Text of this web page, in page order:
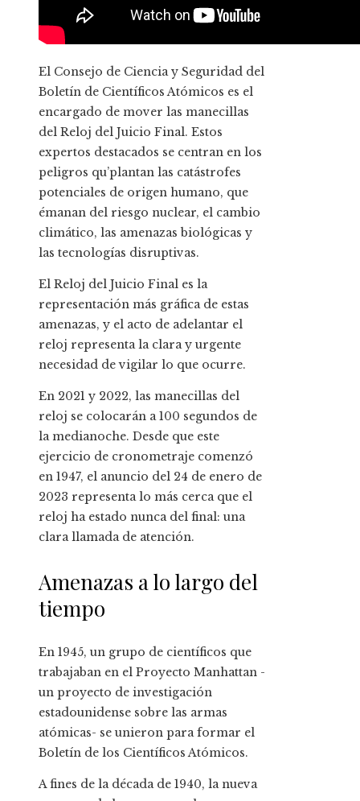
El Consejo de Ciencia y Seguridad del
Boletín de Científicos Atómicos es el
encargado de mover las manecillas
del Reloj del Juicio Final. Estos
expertos destacados se centran en los
peligros qu’plantan las catástrofes
potenciales de origen humano, que
émanan del riesgo nuclear, el cambio
climático, las amenazas biológicas y
las tecnologías disruptivas.
El Reloj del Juicio Final es la
representación más gráfica de estas
amenazas, y el acto de adelantar el
reloj representa la clara y urgente
necesidad de vigilar lo que ocurre.
En 2021 y 2022, las manecillas del
reloj se colocarán a 100 segundos de
la medianoche. Desde que este
ejercicio de cronometraje comenzó
en 1947, el anuncio del 24 de enero de
2023 representa lo más cerca que el
reloj ha estado nunca del final: una
clara llamada de atención.
Amenazas a lo largo del
tiempo
En 1945, un grupo de científicos que
trabajaban en el Proyecto Manhattan -
un proyecto de investigación
estadounidense sobre las armas
atómicas- se unieron para formar el
Boletín de los Científicos Atómicos.
A fines de la década de 1940, la nueva